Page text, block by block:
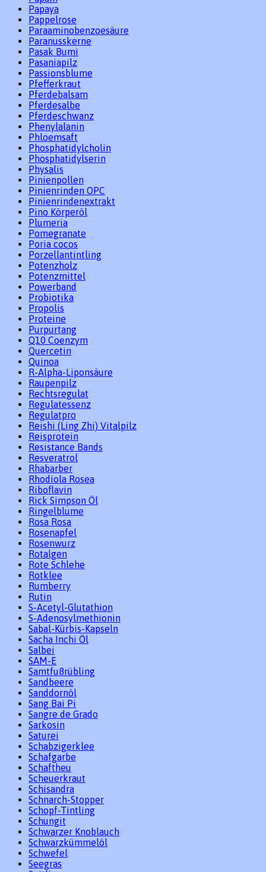
Papaya
Pappelrose
Paraaminobenzoesäure
Paranusskerne
Pasak Bumi
Pasaniapilz
Passionsblume
Pfefferkraut
Pferdebalsam
Pferdesalbe
Pferdeschwanz
Phenylalanin
Phloemsaft
Phosphatidylcholin
Phosphatidylserin
Physalis
Pinienpollen
Pinienrinden OPC
Pinienrindenextrakt
Pino Körperöl
Plumeria
Pomegranate
Poria cocos
Porzellantintling
Potenzholz
Potenzmittel
Powerband
Probiotika
Propolis
Proteine
Purpurtang
Q10 Coenzym
Quercetin
Quinoa
R-Alpha-Liponsäure
Raupenpilz
Rechtsregulat
Regulatessenz
Regulatpro
Reishi (Ling Zhi) Vitalpilz
Reisprotein
Resistance Bands
Resveratrol
Rhabarber
Rhodiola Rosea
Riboflavin
Rick Simpson Öl
Ringelblume
Rosa Rosa
Rosenapfel
Rosenwurz
Rotalgen
Rote Schlehe
Rotklee
Rumberry
Rutin
S-Acetyl-Glutathion
S-Adenosylmethionin
Sabal-Kürbis-Kapseln
Sacha Inchi Öl
Salbei
SAM-E
Samtfußrübling
Sandbeere
Sanddornöl
Sang Bai Pi
Sangre de Grado
Sarkosin
Saturei
Schabzigerklee
Schafgarbe
Schaftheu
Scheuerkraut
Schisandra
Schnarch-Stopper
Schopf-Tintling
Schungit
Schwarzer Knoblauch
Schwarzkümmelöl
Schwefel
Seegras